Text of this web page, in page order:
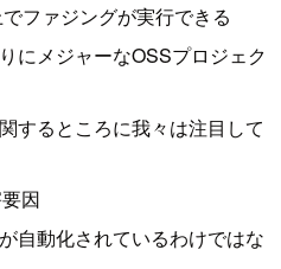
ファジングが実行できる
にメジャーなOSSプロジェク
するところに我々は注目して
因
自動化されているわけではな